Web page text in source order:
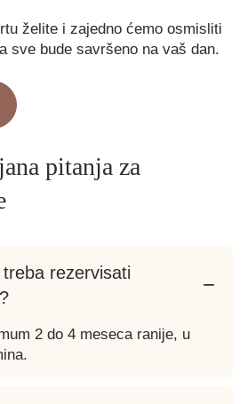
želite i zajedno ćemo osmisliti
sve bude savršeno na vaš dan.
pitanja za
rezervisati
−
2 do 4 meseca ranije, u